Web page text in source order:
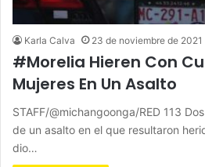
Karla Calva 23 de noviembre de 2021
#Morelia Hieren Con
Mujeres En Un Asalto
STAFF/@michangoonga/RED 113
de un asalto en el que resultaron
dio…